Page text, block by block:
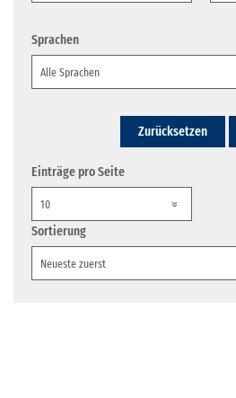
Sprachen
Zurücksetzen
Einträge pro Seite
Sortierung